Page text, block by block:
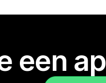
een